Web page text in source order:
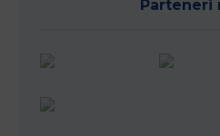
Parteneri